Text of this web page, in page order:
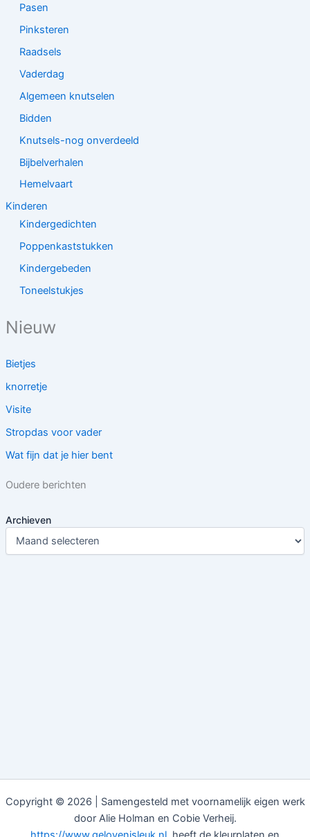
Pasen
Pinksteren
Raadsels
Vaderdag
Algemeen knutselen
Bidden
Knutsels-nog onverdeeld
Bijbelverhalen
Hemelvaart
Kinderen
Kindergedichten
Poppenkaststukken
Kindergebeden
Toneelstukjes
Nieuw
Bietjes
knorretje
Visite
Stropdas voor vader
Wat fijn dat je hier bent
Oudere berichten
Archieven
Copyright © 2026 | Samengesteld met voornamelijk eigen werk
door Alie Holman en Cobie Verheij.